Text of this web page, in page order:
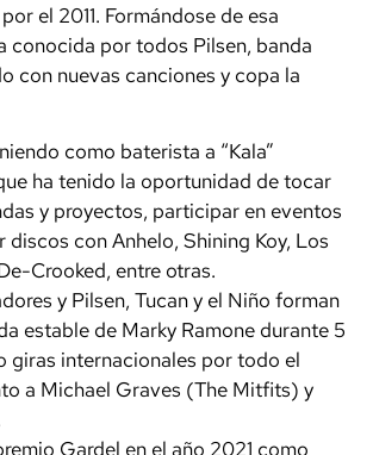
el 2011. Formándose de esa
conocida por todos Pilsen, banda
con nuevas canciones y copa la
como baterista a “Kala”
ha tenido la oportunidad de tocar
y proyectos, participar en eventos
discos con Anhelo, Shining Koy, Los
Crooked, entre otras.
y Pilsen, Tucan y el Niño forman
estable de Marky Ramone durante 5
giras internacionales por todo el
a Michael Graves (The Mitfits) y
Gardel en el año 2021 como